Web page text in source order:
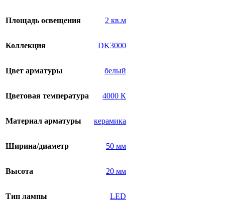
Площадь освещения 2 кв.м
Коллекция DK3000
Цвет арматуры белый
Цветовая температура 4000 К
Материал арматуры керамика
Ширина/диаметр 50 мм
Высота 20 мм
Тип лампы LED